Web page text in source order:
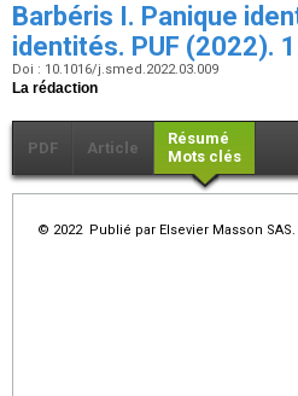
Barbéris I. Panique
identités. PUF (2022).
Doi : 10.1016/j.smed.2022.03.009
La rédaction
PDF Article
Résumé
Mots clés
© 2022 Publié par Elsevier Masson SAS.